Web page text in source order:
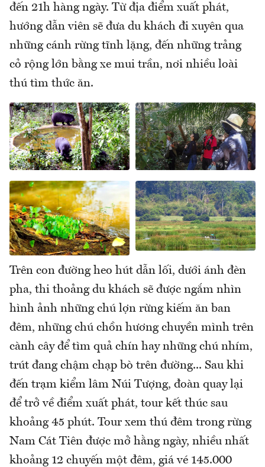
đến 21h hàng ngày. Từ địa điểm xuất phát,
hướng dẫn viên sẽ đưa du khách đi xuyên qua
những cánh rừng tĩnh lặng, đến những trảng
cỏ rộng lớn bằng xe mui trần, nơi nhiều loài
thú tìm thức ăn.
Trên con đường heo hút dẫn lối, dưới ánh đèn
pha, thi thoảng du khách sẽ được ngắm nhìn
hình ảnh những chú lợn rừng kiếm ăn ban
đêm, những chú chồn hương chuyền mình trên
cành cây để tìm quả chín hay những chú nhím,
trút đang chậm chạp bò trên đường... Sau khi
đến trạm kiểm lâm Núi Tượng, đoàn quay lại
để trở về điểm xuất phát, tour kết thúc sau
khoảng 45 phút. Tour xem thú đêm trong rừng
Nam Cát Tiên được mở hằng ngày, nhiều nhất
khoảng 12 chuyến một đêm, giá vé 145.000